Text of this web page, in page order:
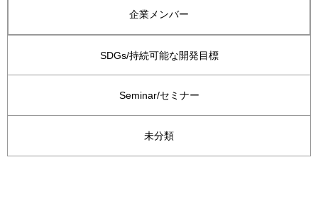
企業メンバー
SDGs/持続可能な開発目標
Seminar/セミナー
未分類